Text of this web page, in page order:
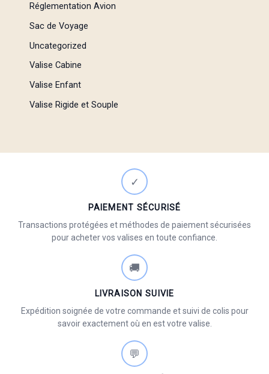
Réglementation Avion
Sac de Voyage
Uncategorized
Valise Cabine
Valise Enfant
Valise Rigide et Souple
✓
PAIEMENT SÉCURISÉ
Transactions protégées et méthodes de paiement sécurisées
pour acheter vos valises en toute confiance.
🚚
LIVRAISON SUIVIE
Expédition soignée de votre commande et suivi de colis pour
savoir exactement où en est votre valise.
💬